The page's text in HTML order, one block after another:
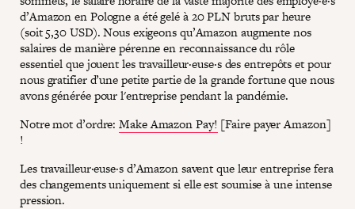
d’Amazon en Pologne a été gelé à 20 PLN bruts par heure
(soit 5,30 USD). Nous exigeons qu’Amazon augmente nos
salaires de manière pérenne en reconnaissance du rôle
essentiel que jouent les travailleur·euse·s des entrepôts et pour
nous gratifier d’une petite partie de la grande fortune que nous
avons générée pour l'entreprise pendant la pandémie.
Notre mot d’ordre:Make Amazon Pay! [Faire payer Amazon]
!
Les travailleur·euse·s d’Amazon savent que leur entreprise fera
des changements uniquement si elle est soumise à une intense
pression.